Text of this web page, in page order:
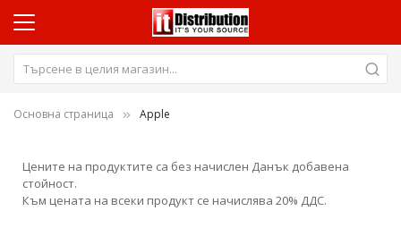
Основна страница Apple
Цените на продуктите са без начислен Данък добавена
стойност.
Към цената на всеки продукт се начислява 20% ДДС.